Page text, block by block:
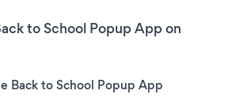
to School Popup App on
Back to School Popup App